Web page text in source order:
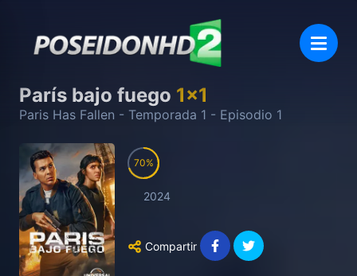
París bajo fuego 1x1
Paris Has Fallen - Temporada 1 - Episodio 1
70
2024
Compartir